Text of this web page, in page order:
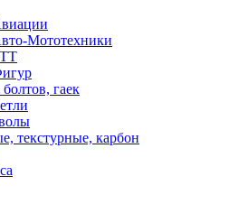
Мототехники
гаек
текстурные, карбон